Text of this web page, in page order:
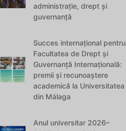
administrație, drept și
guvernanță
Succes internațional pentru
Facultatea de Drept și
Guvernanță Internațională:
premii și recunoaștere
academică la Universitatea
din Málaga
Anul universitar 2026–